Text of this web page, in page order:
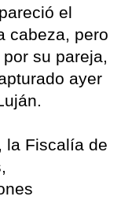
el
cabeza, pero
su pareja,
ayer
la Fiscalía de